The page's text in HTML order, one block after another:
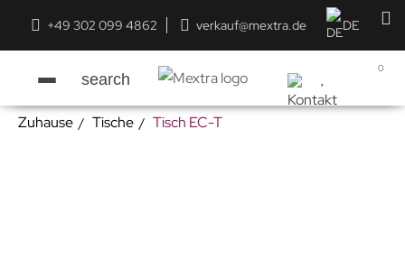
+49 302 099 4862 verkauf@mextra.de DE
search
0
Zuhause Tische Tisch EC-T